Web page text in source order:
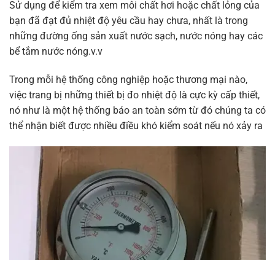
Sử dụng để kiểm tra xem môi chất hơi hoặc chất lỏng của
bạn đã đạt đủ nhiệt độ yêu cầu hay chưa, nhất là trong
những đường ống sản xuất nước sạch, nước nóng hay các
bể tắm nước nóng.v.v
Trong mỗi hệ thống công nghiệp hoặc thương mại nào,
việc trang bị những thiết bị đo nhiệt độ là cực kỳ cấp thiết,
nó như là một hệ thống báo an toàn sớm từ đó chúng ta có
thể nhận biết được nhiều điều khó kiểm soát nếu nó xảy ra